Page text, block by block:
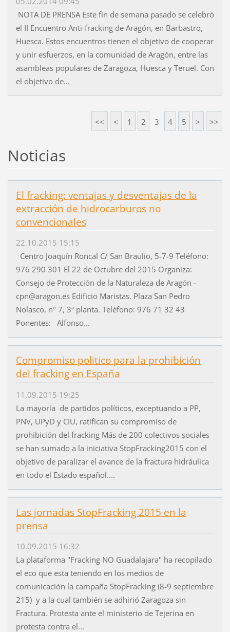
NOTA DE PRENSA Este fin de semana pasado se celebró
el II Encuentro Anti-fracking de Aragón, en Barbastro,
Huesca. Estos encuentros tienen el objetivo de cooperar
y unir esfuerzos, en la comunidad de Aragón, entre las
asambleas populares de Zaragoza, Huesca y Teruel. Con
el objetivo de...
<< < 1 2 3 4 5 > >>
Noticias
El fracking: ventajas y desventajas de la
extracción de hidrocarburos no
convencionales
22.10.2015 15:15
Centro Joaquín Roncal C/ San Braulio, 5-7-9 Teléfono:
976 290 301 El 22 de Octubre del 2015 Organiza:
Consejo de Protección de la Naturaleza de Aragón -
cpn@aragon.es Edificio Maristas. Plaza San Pedro
Nolasco, nº 7, 3ª planta. Teléfono: 976 71 32 43
Ponentes: Alfonso...
Compromiso politico para la prohibición
del fracking en España
11.09.2015 19:25
La mayoría de partidos políticos, exceptuando a PP,
PNV, UPyD y CIU, ratifican su compromiso de
prohibición del fracking Más de 200 colectivos sociales
se han sumado a la iniciativa StopFracking2015 con el
objetivo de paralizar el avance de la fractura hidráulica
en todo el Estado español....
Las jornadas StopFracking 2015 en la
prensa
10.09.2015 16:32
La plataforma "Fracking NO Guadalajara" ha recopilado
el eco que esta teniendo en los medios de
comunicación la campaña StopFracking (8-9 septiembre
215) y a la cual también se adhirió Zaragoza sin
Fractura. Protesta ante el ministerio de Tejerina en
protesta contra el...